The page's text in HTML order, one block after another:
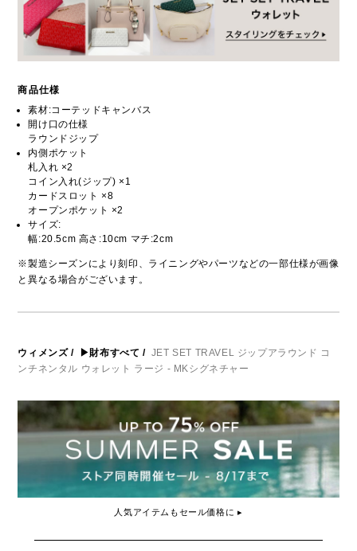
商品仕様
素材:コーテッドキャンバス
開け口の仕様
ラウンドジップ
内側ポケット
札入れ ×2
コイン入れ(ジップ) ×1
カードスロット ×8
オープンポケット ×2
サイズ:
幅:20.5cm 高さ:10cm マチ:2cm
※製造シーズンにより刻印、ライニングやパーツなどの一部仕様が画像
と異なる場合がございます。
ウィメンズ/ ▶財布すべて / JET SET TRAVEL ジップアラウンド コ
ンチネンタル ウォレット ラージ - MKシグネチャー
人気アイテムもセール価格に ▸